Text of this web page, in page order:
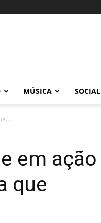
MÚSICA SOCIAL
em ação
que